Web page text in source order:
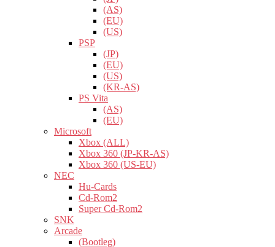
(AS)
(EU)
(US)
PSP
(JP)
(EU)
(US)
(KR-AS)
PS Vita
(AS)
(EU)
Microsoft
Xbox (ALL)
Xbox 360 (JP-KR-AS)
Xbox 360 (US-EU)
NEC
Hu-Cards
Cd-Rom2
Super Cd-Rom2
SNK
Arcade
(Bootleg)